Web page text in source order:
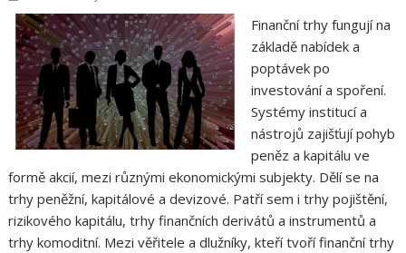
Finanční trhy fungují na
základě nabídek a
poptávek po
investování a spoření.
Systémy institucí a
nástrojů zajišťují pohyb
peněz a kapitálu ve
formě akcií, mezi různými ekonomickými subjekty. Dělí se na
trhy peněžní, kapitálové a devizové. Patří sem i trhy pojištění,
rizikového kapitálu, trhy finančních derivátů a instrumentů a
trhy komoditní. Mezi věřitele a dlužníky, kteří tvoří finanční trhy